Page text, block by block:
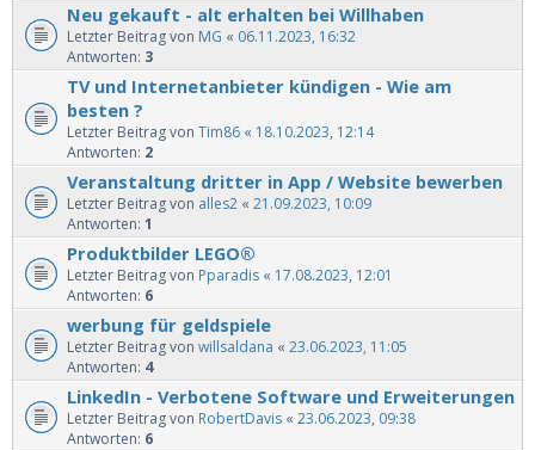
Neu gekauft - alt erhalten bei Willhaben
Letzter Beitrag von MG « 06.11.2023, 16:32
Antworten: 3
TV und Internetanbieter kündigen - Wie am
besten ?
Letzter Beitrag von Tim86 « 18.10.2023, 12:14
Antworten: 2
Veranstaltung dritter in App / Website bewerben
Letzter Beitrag von alles2 « 21.09.2023, 10:09
Antworten: 1
Produktbilder LEGO®
Letzter Beitrag von Pparadis « 17.08.2023, 12:01
Antworten: 6
werbung für geldspiele
Letzter Beitrag von willsaldana « 23.06.2023, 11:05
Antworten: 4
LinkedIn - Verbotene Software und Erweiterungen
Letzter Beitrag von RobertDavis « 23.06.2023, 09:38
Antworten: 6